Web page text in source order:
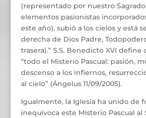
(representado por nuestro
elementos pasionistas
este año), subió a los cielos y está
derecha de Dios Padre,
trasera).” S.S. Benedicto XVI define
“todo el Misterio Pascual: pasión,
descenso a los infiernos,
al cielo” (Ángelus 11/09/2005).
Igualmente, la Iglesia ha unido de
inequívoca este Misterio Pascual al